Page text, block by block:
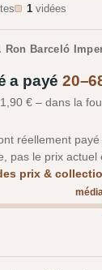
1 vidées
Ron Barceló
a payé
€ – dans la
réellement payé
pas le prix actuel
prix &